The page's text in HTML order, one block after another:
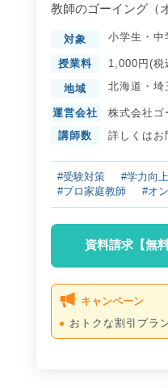
教師のゴーイング（
対象 小学生 ・ 中
授業料 1,000円(税
地域 北海道 ・ 埼
運営会社
株式会社ゴ
講師数
詳しくはお
#受験対策 #学力向上
#プロ家庭教師
#オ
資料請求【無料
キャンペーン
おトクな割引プラ